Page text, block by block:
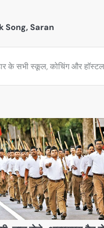
Song,Saran
के सभी स्कूल, कोचिंग और